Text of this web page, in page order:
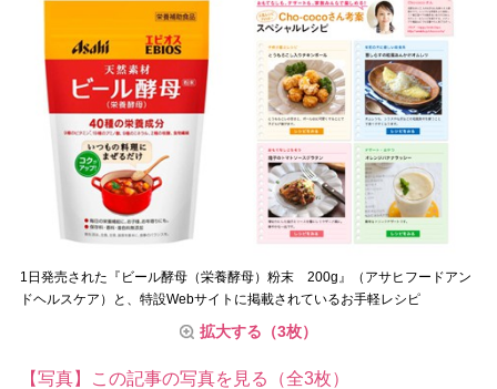
1日発売された『ビール酵母（栄養酵母）粉末 200g』（アサヒフードアン
ドヘルスケア）と、特設Webサイトに掲載されているお手軽レシピ
拡大する（3枚）
【写真】この記事の写真を見る（全3枚）